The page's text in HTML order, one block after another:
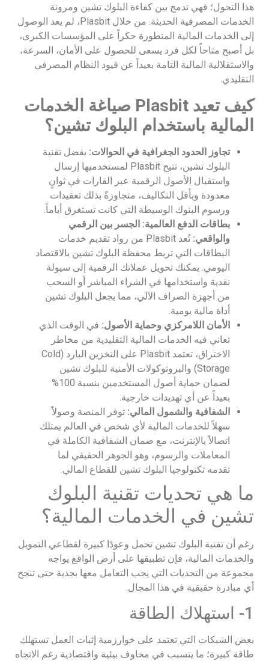
هذا التحول؛ فهي تدمج بين كفاءة البلوك تشين ومرونة
الخدمات المصرفية الحديثة. من خلال Plasbit، لم يعد الوصول
إلى الخدمات المالية المتطورة حكراً على المؤسسات الكبرى،
بل أصبح متاحاً لكل فرد يسعى للحصول على الأمان، السرعة،
والاستقلالية المالية التامة بعيداً عن قيود النظام المصرفي
التقليدي.
كيف تعيد Plasbit صياغة الخدمات
المالية باستخدام البلوك تشين؟
تجاوز الحدود الجغرافية في الحوالات: بفضل تقنية
البلوك تشين، تتيح Plasbit لمستخدميها إرسال
واستقبال الأصول الرقمية عبر القارات في ثوانٍ
معدودة وبأقل التكاليف، متجاوزةً بذلك تعقيدات
ورسوم البنوك الوسيطة التي كانت تستغرق أياماً.
بطاقات الدفع العالمية: الجسر بين الرقمي
والواقعي:
تُعد Plasbit من رواد تقديم خدمات
البطاقات التي تربط محفظة البلوك تشين بالاقتصاد
اليومي. يمكنك تحويل عملاتك الرقمية إلى سيولة
نقدية واستخدامها في الشراء المباشر أو السحب
من أجهزة الصراف الآلي، مما يجعل البلوك تشين
أداة مالية يومية.
الأمان اللامركزي وحماية الأصول: في الوقت الذي
تعاني فيه الخدمات المالية التقليدية من مخاطر
الاختراق، تعتمد Plasbit على التخزين البارد (Cold
Storage) والبروتوكولات الأمنية للبلوك تشين
لضمان حماية أصول المستخدمين بنسبة 100%
بعيداً عن أي تهديدات خارجية.
الشفافية والشمول المالي: توفر المنصة وصولاً
سهلاً للخدمات المالية لأي شخص في العالم يمتلك
اتصالاً بالإنترنت، مع ضمان الشفافية الكاملة في
المعاملات والرسوم، وهو الجوهر الحقيقي لما
تقدمه تكنولوجيا البلوك تشين للقطاع المالي.
ما هي تحديات تقنية البلوك
تشين في الخدمات المالية؟
رغم أن تقنية البلوك تشين تحمل وعودًا كبيرة لقطاعي التمويل
والخدمات المالية، فإن تطبيقها على أرض الواقع يواجه
مجموعة من التحديات التي يجب التعامل معها بجدية حتى تنجح
أي مبادرة حقيقية في هذا المجال.
1- استهلاك الطاقة
بعض الشبكات التي تعتمد على خوارزمية إثبات العمل تستهلك
طاقة كبيرة؛ ما يتسبب في مخاوف بيئية واقتصادية رغم الاتجاه